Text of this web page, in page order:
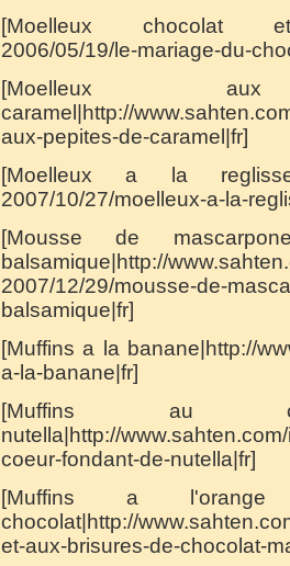
[Moelleux chocolat et
2006/05/19/le-mariage-du-
[Moelleux
caramel|http://
aux-pepites-de-caramel|fr]
[Moelleux a la
2007/10/27/moelleux-a-la-
[Mousse de
balsamique|http://
2007/12/29/mousse-de-
balsamique|fr]
[Muffins a la banane|http://
a-la-banane|fr]
[Muffins au
nutella|http://
coeur-fondant-de-nutella|fr]
[Muffins a
chocolat|http://
et-aux-brisures-de-chocolat-